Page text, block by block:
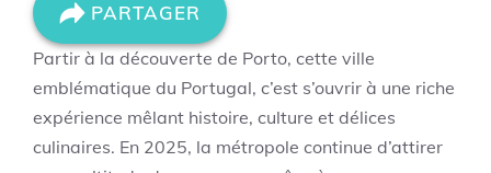
PARTAGER
Partir à la découverte de Porto, cette ville
emblématique du Portugal, c’est s’ouvrir à une riche
expérience mêlant histoire, culture et délices
culinaires. En 2025, la métropole continue d’attirer